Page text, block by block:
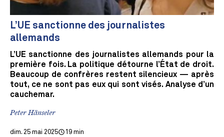
L’UE sanctionne des journalistes
allemands
L’UE sanctionne des journalistes allemands pour la
première fois. La politique détourne l’État de droit.
Beaucoup de confrères restent silencieux — après
tout, ce ne sont pas eux qui sont visés. Analyse d’un
cauchemar.
Peter Hänseler
dim. 25 mai 2025 19 min